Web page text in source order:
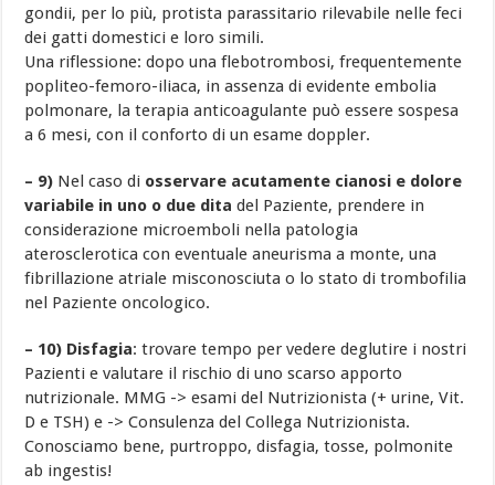
gondii, per lo più, protista parassitario rilevabile nelle feci
dei gatti domestici e loro simili.
Una riflessione: dopo una flebotrombosi, frequentemente
popliteo-femoro-iliaca, in assenza di evidente embolia
polmonare, la terapia anticoagulante può essere sospesa
a 6 mesi, con il conforto di un esame doppler.
– 9) Nel caso di osservare acutamente cianosi e dolore
variabile in uno o due ditadel Paziente, prendere in
considerazione microemboli nella patologia
aterosclerotica con eventuale aneurisma a monte, una
fibrillazione atriale misconosciuta o lo stato di trombofilia
nel Paziente oncologico.
– 10) Disfagia: trovare tempo per vedere deglutire i nostri
Pazienti e valutare il rischio di uno scarso apporto
nutrizionale. MMG -> esami del Nutrizionista (+ urine, Vit.
D e TSH) e -> Consulenza del Collega Nutrizionista.
Conosciamo bene, purtroppo, disfagia, tosse, polmonite
ab ingestis!